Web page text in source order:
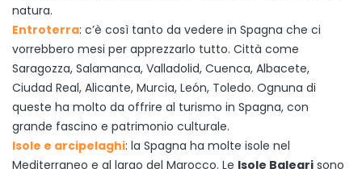
natura.
Entroterra: c’è così tanto da vedere in Spagna che ci
vorrebbero mesi per apprezzarlo tutto. Città come
Saragozza, Salamanca, Valladolid, Cuenca, Albacete,
Ciudad Real, Alicante, Murcia, León, Toledo. Ognuna di
queste ha molto da offrire al turismo in Spagna, con
grande fascino e patrimonio culturale.
Isole e arcipelaghi: la Spagna ha molte isole nel
Mediterraneo e al largo del Marocco. Le Isole Baleari sono